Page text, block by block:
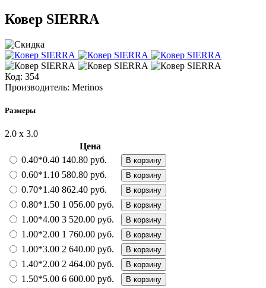
Ковер SIERRA
Код: 354
Производитель: Merinos
Размеры
2.0 х 3.0
Цена
0.40*0.40 140.80 руб. В корзину
0.60*1.10 580.80 руб. В корзину
0.70*1.40 862.40 руб. В корзину
0.80*1.50 1 056.00 руб. В корзину
1.00*4.00 3 520.00 руб. В корзину
1.00*2.00 1 760.00 руб. В корзину
1.00*3.00 2 640.00 руб. В корзину
1.40*2.00 2 464.00 руб. В корзину
1.50*5.00 6 600.00 руб. В корзину